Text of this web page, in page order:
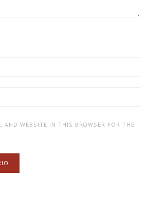
AND WEBSITE IN THIS BROWSER FOR THE